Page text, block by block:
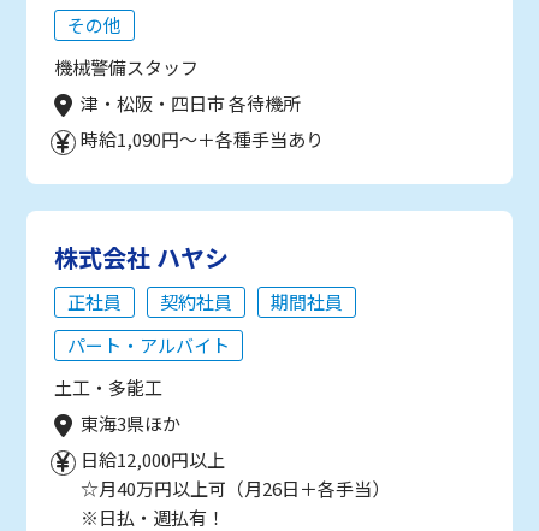
その他
機械警備スタッフ
津・松阪・四日市 各待機所
時給1,090円～＋各種手当あり
株式会社 ハヤシ
正社員 契約社員
期間社員
パート・アルバイト
土工・多能工
東海3県ほか
日給12,000円以上
☆月40万円以上可（月26日＋各手当）
※日払・週払有！